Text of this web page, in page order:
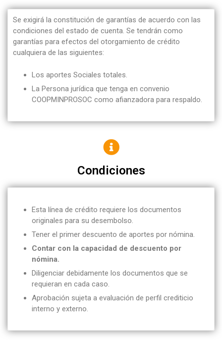
Se exigirá la constitución de garantías de acuerdo con las
condiciones del estado de cuenta. Se tendrán como
garantías para efectos del otorgamiento de crédito
cualquiera de las siguientes:
Los aportes Sociales totales.
La Persona jurídica que tenga en convenio
COOPMINPROSOC como afianzadora para respaldo.
Condiciones
Esta línea de crédito requiere los documentos
originales para su desembolso.
Tener el primer descuento de aportes por nómina.
Contar con la capacidad de descuento por
nómina.
Diligenciar debidamente los documentos que se
requieran en cada caso.
Aprobación sujeta a evaluación de perfil crediticio
interno y externo.